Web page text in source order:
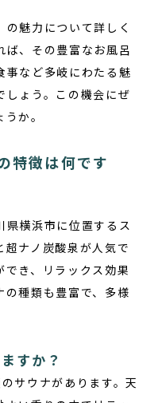
魅力について詳しく
ば、その豊富なお風呂
事など多岐にわたる魅
しょう。この機会にぜ
か。
特徴は何です
県横浜市に位置するス
ナノ炭酸泉が人気で
き、リラックス効果
種類も豊富で、多様
すか？
サウナがあります。天